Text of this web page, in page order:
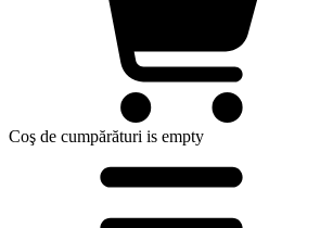
Coş de cumpărături is empty